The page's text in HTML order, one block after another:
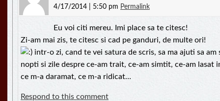
4/17/2014 | 5:50 pm Permalink
Eu voi citi mereu. Imi place sa te citesc!
Zi-am mai zis, te citesc si cad pe ganduri, de multe ori!
intr-o zi, cand te vei satura de scris, sa ma ajuti sa am
nopti si zile despre ce-am trait, ce-am simtit, ce-am lasat
ce m-a daramat, ce m-a ridicat…
Respond to this comment